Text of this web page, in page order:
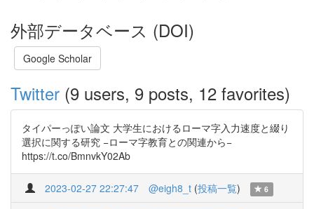
外部データベース (DOI)
Google Scholar
Twitter (9 users, 9 posts, 12 favorites)
タイパーっぽい論文 大学生におけるローマ字入力速度と綴り
選択に関する研究 −ローマ字教育との関連から−
https://t.co/BmnvkY02Ab
2023-02-27 22:27:47 @eigh8_t (投稿一覧) 6